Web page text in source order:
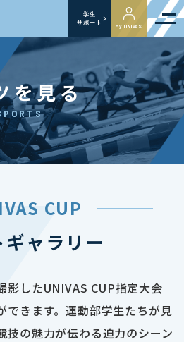
学生
サポート
My UNIVAS
を見る
CUP
ギャラリー
影したUNIVAS CUP指定大会
できます。運動部学生たちが見
技の魅力が伝わる迫力のシーン